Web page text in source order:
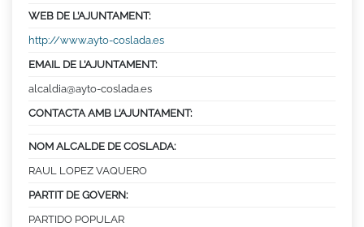
WEB DE L’AJUNTAMENT:
http://www.ayto-coslada.es
EMAIL DE L’AJUNTAMENT:
alcaldia@ayto-coslada.es
CONTACTA AMB L’AJUNTAMENT:
NOM ALCALDE DE COSLADA:
RAUL LOPEZ VAQUERO
PARTIT DE GOVERN:
PARTIDO POPULAR